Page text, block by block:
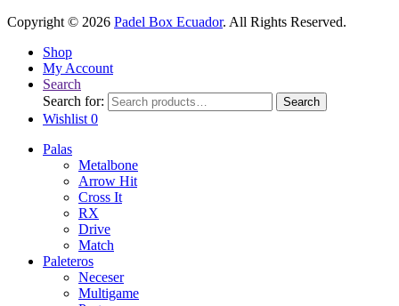
Copyright © 2026 Padel Box Ecuador. All Rights Reserved.
Shop
My Account
Search
Search for:
Search
Wishlist 0
Palas
Metalbone
Arrow Hit
Cross It
RX
Drive
Match
Paleteros
Neceser
Multigame